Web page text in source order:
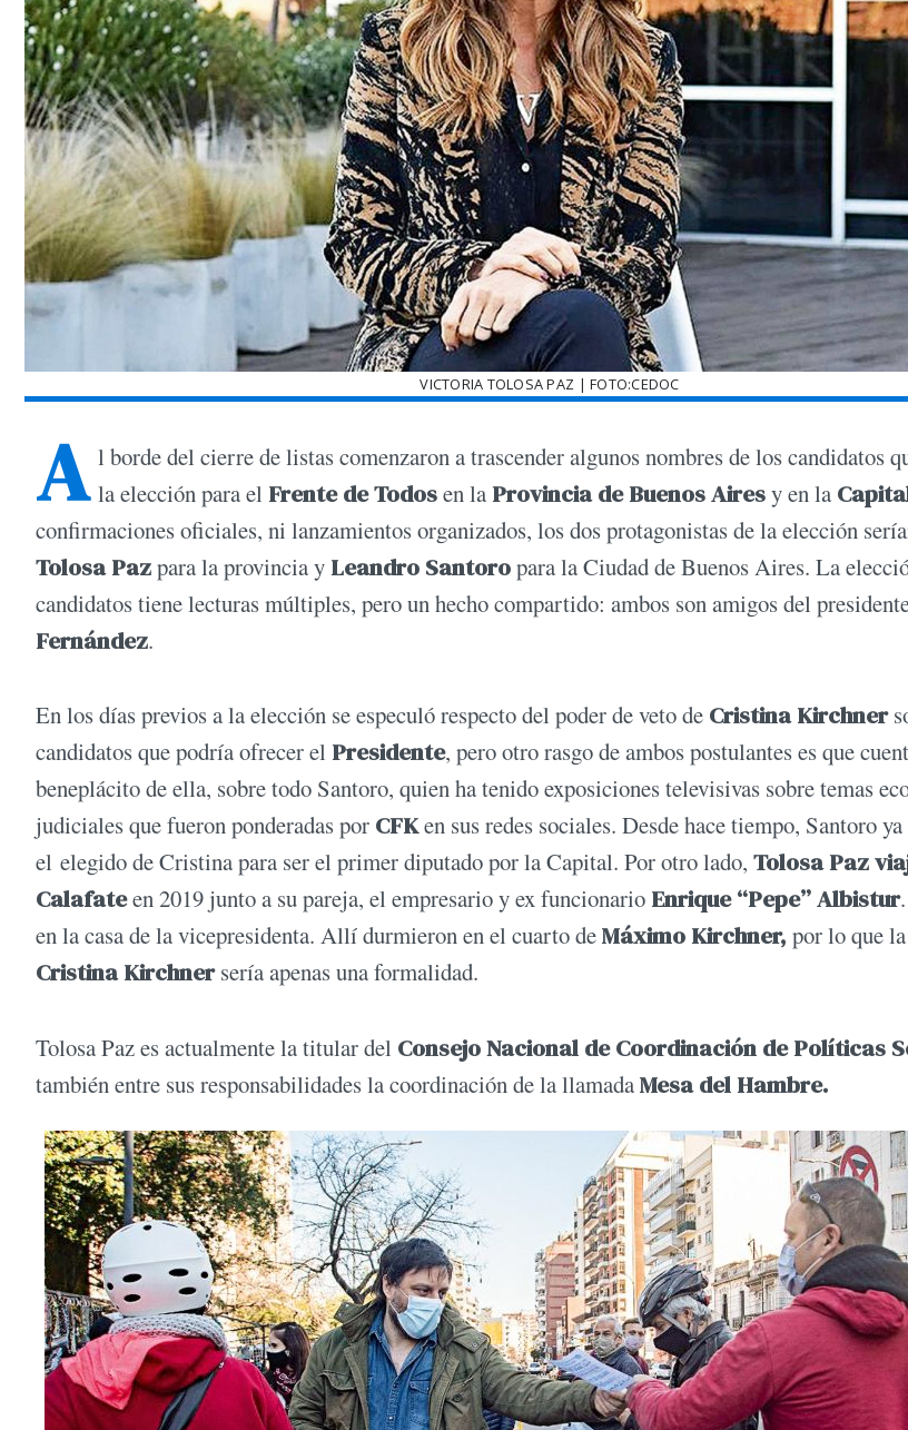
VICTORIA TOLOSA PAZ | FOTO:CEDOC
A l borde del cierre de listas comenzaron a trascender algunos nombres de los candidatos
la elección para el Frente de Todosen la Provincia de Buenos Airesy en la
confirmaciones oficiales, ni lanzamientos organizados, los dos protagonistas de la elección
Tolosa Pazpara la provincia y Leandro Santoropara la Ciudad de Buenos Aires. La
candidatos tiene lecturas múltiples, pero un hecho compartido: ambos son amigos del
Fernández.
En los días previos a la elección se especuló respecto del poder de veto de Cristina Kirchner
candidatos que podría ofrecer el Presidente, pero otro rasgo de ambos postulantes es que
beneplácito de ella, sobre todo Santoro, quien ha tenido exposiciones televisivas sobre temas
judiciales que fueron ponderadas por CFKen sus redes sociales. Desde hace tiempo, Santoro
el elegido de Cristina para ser el primer diputado por la Capital. Por otro lado, Tolosa Paz
Calafateen 2019 junto a su pareja, el empresario y ex funcionario Enrique “Pepe” Albistur
en la casa de la vicepresidenta. Allí durmieron en el cuarto deMáximo Kirchner, por lo que
Cristina Kirchnersería apenas una formalidad.
Tolosa Paz es actualmente la titular del Consejo Nacional de Coordinación de Políticas
también entre sus responsabilidades la coordinación de la llamadaMesa del Hambre.